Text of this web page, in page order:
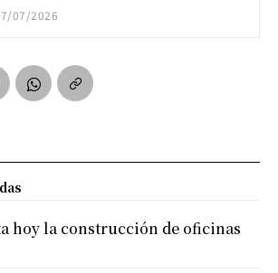
07/2026
hoy la construcción de oficinas